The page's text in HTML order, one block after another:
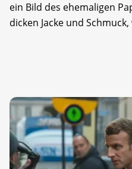
ein Bild des ehemaligen
dicken Jacke und